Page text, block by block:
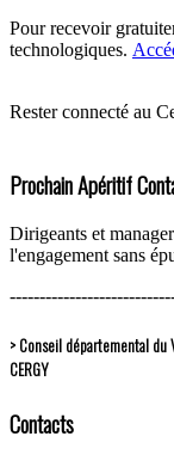
Pour recevoir
technologiques.
Rester connecté au
Prochain Apéritif
Dirigeants et
l'engagement sans
> Conseil départemental du
CERGY
Contacts